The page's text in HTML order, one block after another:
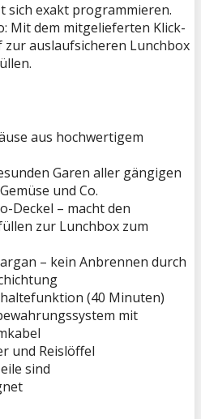
sich exakt programmieren.
Mit dem mitgelieferten Klick-
auslaufsicheren Lunchbox
aus hochwertigem
Garen aller gängigen
und Co.
Deckel – macht den
zur Lunchbox zum
– kein Anbrennen durch
(40 Minuten)
mit
und Reislöffel
sind